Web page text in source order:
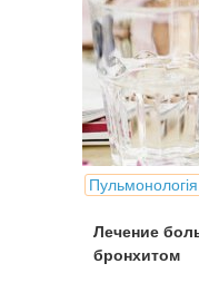
Лечение
бронхитом